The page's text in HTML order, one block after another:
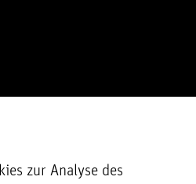
zur Analyse des